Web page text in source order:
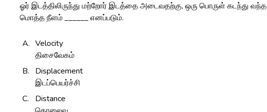
ஓர் இடத்திலிருந்து மற்றோர் இடத்தை அடைவதற்கு, ஒரு பொருள் கடந்து
மொத்த நீளம் ______ எனப்படும்.
A. Velocity
திசைவேகம்
B.
Displacement
இடப்பெயர்ச்சி
C.
Distance